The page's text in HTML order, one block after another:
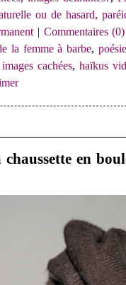
ou de hasard,
| Commentaires (0)
la femme à barbe,
images cachées, haïkus
en